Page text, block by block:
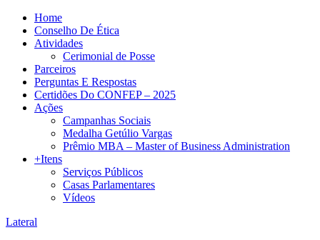
Home
Conselho De Ética
Atividades
Cerimonial de Posse
Parceiros
Perguntas E Respostas
Certidões Do CONFEP – 2025
Ações
Campanhas Sociais
Medalha Getúlio Vargas
Prêmio MBA – Master of Business Administration
+Itens
Serviços Públicos
Casas Parlamentares
Vídeos
Lateral